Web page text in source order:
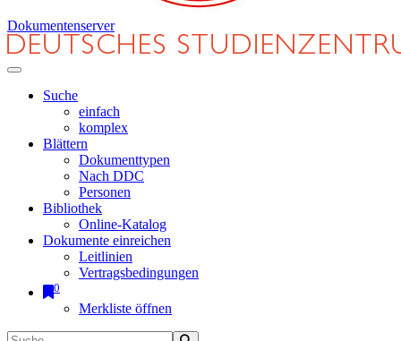
Dokumentenserver
Suche
einfach
komplex
Blättern
Dokumenttypen
Nach DDC
Personen
Bibliothek
Online-Katalog
Dokumente einreichen
Leitlinien
Vertragsbedingungen
0
Merkliste öffnen